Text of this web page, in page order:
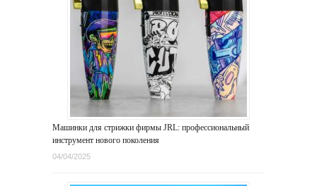
Машинки для стрижки фирмы JRL: профессиональный
инструмент нового поколения
04/04/2025